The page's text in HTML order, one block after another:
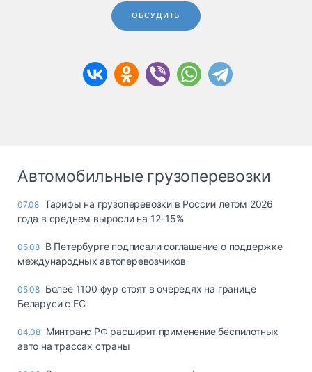
ОБСУДИТЬ
Автомобильные грузоперевозки
07.08 Тарифы на грузоперевозки в России летом 2026
года в среднем выросли на 12–15%
05.08 В Петербурге подписали соглашение о поддержке
международных автоперевозчиков
05.08 Более 1100 фур стоят в очередях на границе
Беларуси с ЕС
04.08 Минтранс РФ расширит применение беспилотных
авто на трассах страны